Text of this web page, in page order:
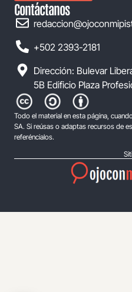
Contáctanos
+502 2393-2181
Dirección: Bulevar
5B Edificio Plaza
Todo el material en esta página,
SA. Si reúsas o adaptas recursos de
referéncialos.